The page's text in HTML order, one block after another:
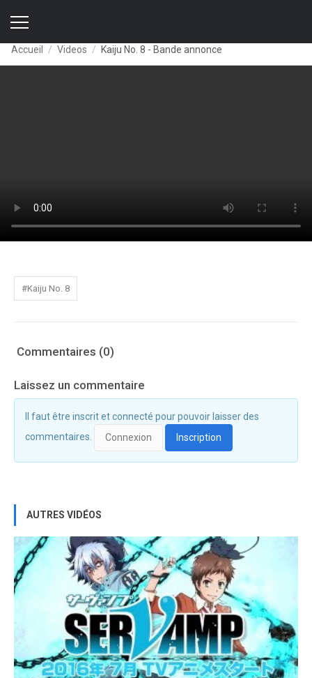
Accueil Videos Kaiju No. 8 - Bande annonce
#Kaiju No. 8
Commentaires (0)
Laissez un commentaire
Il faut être inscrit et connecté pour pouvoir laisser des
commentaires.
Connexion Inscription
AUTRES VIDÉOS